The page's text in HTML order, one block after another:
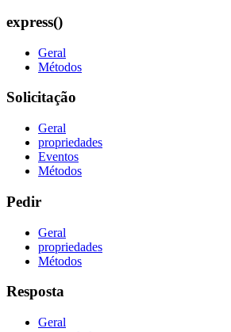
express()
Geral
Métodos
Solicitação
Geral
propriedades
Eventos
Métodos
Pedir
Geral
propriedades
Métodos
Resposta
Geral